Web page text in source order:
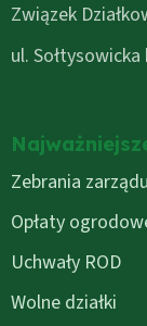
Związek
ul.
Zebrania zarządu
Opłaty
Uchwały ROD
Wolne działki